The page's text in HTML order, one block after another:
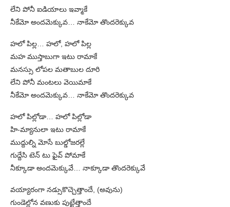
లేని పోనీ ఐడియాలు ఇవ్మాకే
నీకేమో అందమెక్కువ… నాకేమో తొందరెక్కువ
హలో పిల్ల… హలో, హలో పిల్ల
మహ ముస్తాబుగా ఇటు రామాకే
మనస్సు లోపల మతాబుల దూరి
లేని పోనీ మంటలు వెయిమాకే
నీకేమో అందమెక్కువ… నాకేమో తొందరెక్కువ
హలో పిల్లోడా… హలో పిల్లోడా
హి-మ్యానులా ఇటు రామాకే
ముద్దుల్ని మోసే బుల్డోజరల్లే
గుద్దేసి టెన్ టు ఫైవ్ పోమాకే
నీక్కూడా అందమెక్కువే… నాక్కూడా తొందరెక్కువే
వయ్యారంగా నడ్సుకొచ్చెత్తాందే, (అవును)
గుండెల్లోన వణుకు పుట్టేత్తాందే